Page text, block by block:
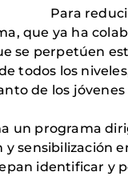
Para
que ya ha
se perpetúen
todos los
de los jóvenes
un programa
sensibilización
identificar y